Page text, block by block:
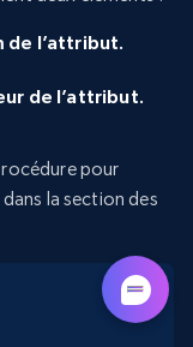
de l’attribut.
de l’attribut.
pour
la section des
Copy